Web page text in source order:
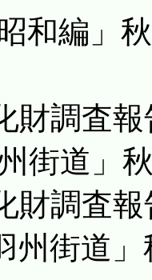
和編」
財調査
街道」
財調査
州街道」